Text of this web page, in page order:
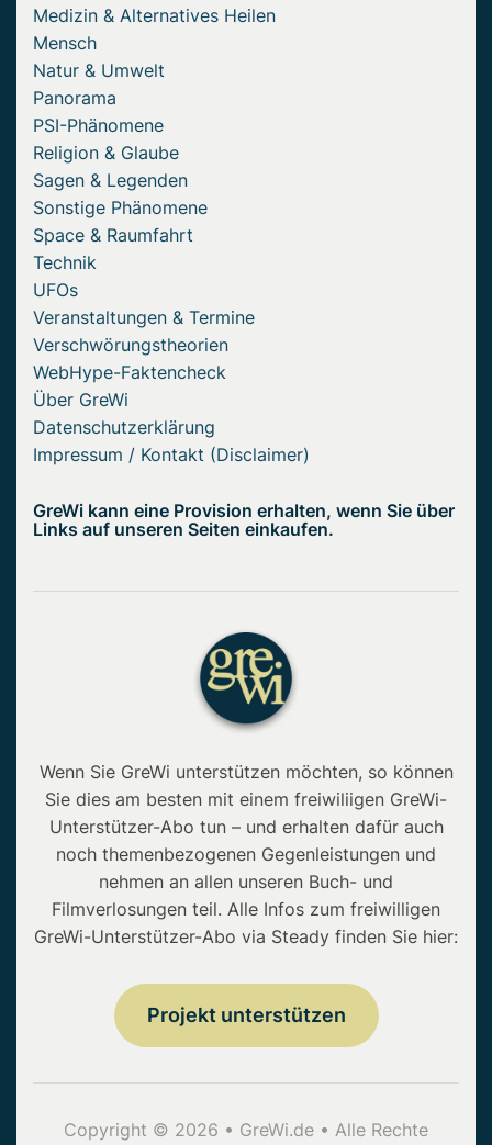
Medizin & Alternatives Heilen
Mensch
Natur & Umwelt
Panorama
PSI-Phänomene
Religion & Glaube
Sagen & Legenden
Sonstige Phänomene
Space & Raumfahrt
Technik
UFOs
Veranstaltungen & Termine
Verschwörungstheorien
WebHype-Faktencheck
Über GreWi
Datenschutzerklärung
Impressum / Kontakt (Disclaimer)
GreWi kann eine Provision erhalten, wenn Sie über
Links auf unseren Seiten einkaufen.
Wenn Sie GreWi unterstützen möchten, so können
Sie dies am besten mit einem freiwiliigen GreWi-
Unterstützer-Abo tun – und erhalten dafür auch
noch themenbezogenen Gegenleistungen und
nehmen an allen unseren Buch- und
Filmverlosungen teil. Alle Infos zum freiwilligen
GreWi-Unterstützer-Abo via Steady finden Sie hier:
Projekt unterstützen
Copyright © 2026 • GreWi.de • Alle Rechte